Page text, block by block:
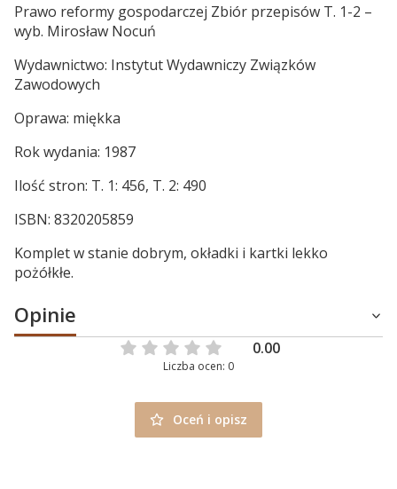
Prawo reformy gospodarczej Zbiór przepisów T. 1-2 –
wyb. Mirosław Nocuń
Wydawnictwo: Instytut Wydawniczy Związków
Zawodowych
Oprawa: miękka
Rok wydania: 1987
Ilość stron: T. 1: 456, T. 2: 490
ISBN: 8320205859
Komplet w stanie dobrym, okładki i kartki lekko
pożółkłe.
Opinie
0.00
Liczba ocen: 0
Oceń i opisz